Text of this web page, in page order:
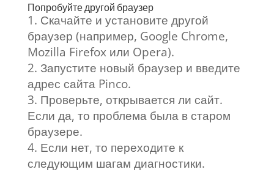
Попробуйте другой браузер
Скачайте и установите другой
браузер (например, Google Chrome,
Mozilla Firefox или Opera).
Запустите новый браузер и введите
адрес сайта Pinco.
Проверьте, открывается ли сайт.
Если да, то проблема была в старом
браузере.
Если нет, то переходите к
следующим шагам диагностики.